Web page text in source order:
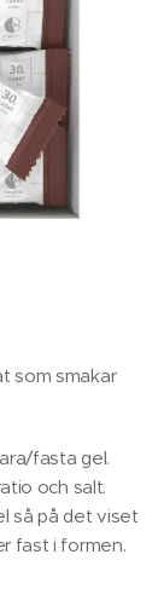
som smakar
fasta gel.
och salt.
så på det viset
fast i formen.